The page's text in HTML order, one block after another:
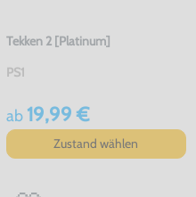
Tekken 2 [Platinum]
PS1
ab 19,99 €
Zustand wählen